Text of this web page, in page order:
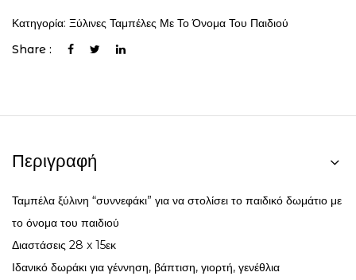
Κατηγορία: Ξύλινες Ταμπέλες Με Το Όνομα Του Παιδιού
Share :
Περιγραφή
Ταμπέλα ξύλινη “συννεφάκι” για να στολίσει το παιδικό δωμάτιο με
το όνομα του παιδιού
Διαστάσεις 28 x 15εκ
Ιδανικό δωράκι για γέννηση, βάπτιση, γιορτή, γενέθλια